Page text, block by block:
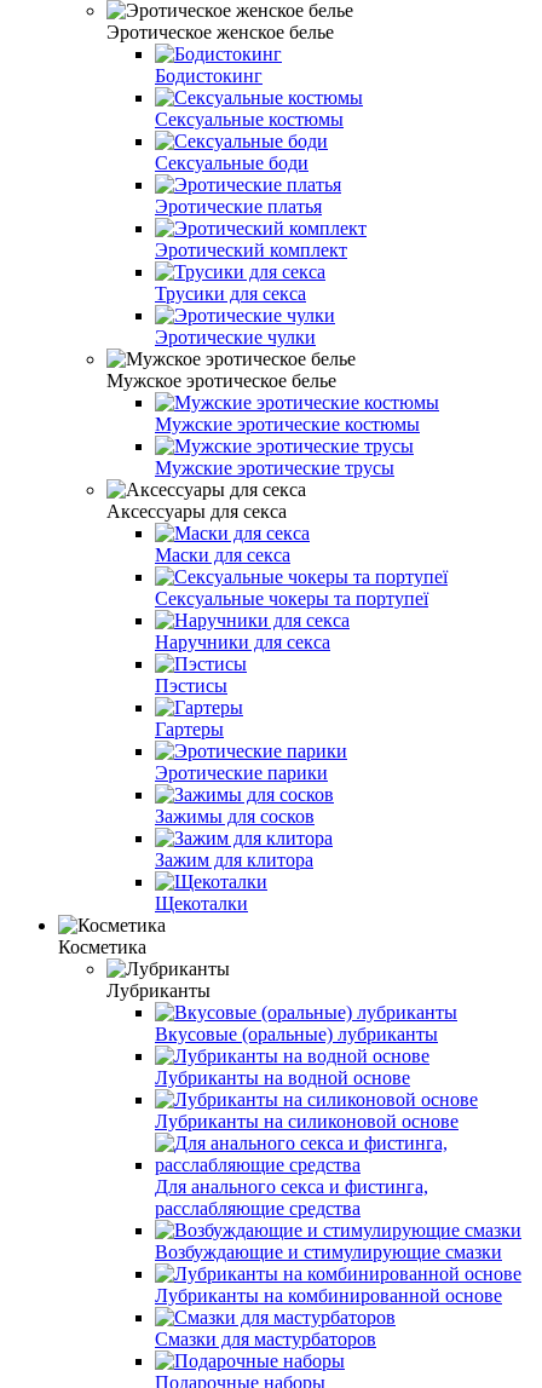
Эротическое женское белье
Бодистокинг
Сексуальные костюмы
Сексуальные боди
Эротические платья
Эротический комплект
Трусики для секса
Эротические чулки
Мужское эротическое белье
Мужские эротические костюмы
Мужские эротические трусы
Аксессуары для секса
Маски для секса
Сексуальные чокеры та портупеї
Наручники для секса
Пэстисы
Гартеры
Эротические парики
Зажимы для сосков
Зажим для клитора
Щекоталки
Косметика
Лубриканты
Вкусовые (оральные) лубриканты
Лубриканты на водной основе
Лубриканты на силиконовой основе
Для анального секса и фистинга,
расслабляющие средства
Возбуждающие и стимулирующие смазки
Лубриканты на комбинированной основе
Смазки для мастурбаторов
Подарочные наборы